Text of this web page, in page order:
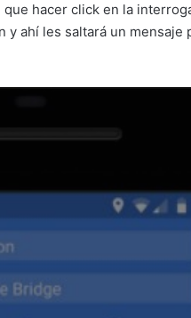
hacer click en la
ahí les saltará un